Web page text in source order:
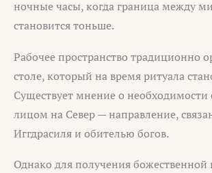
ночные часы, когда граница между
становится тоньше.
Рабочее пространство традиционно
столе, который на время ритуала
Существует мнение о
лицом на Север — направление,
Иггдрасиля и обителью богов.
Однако для получения